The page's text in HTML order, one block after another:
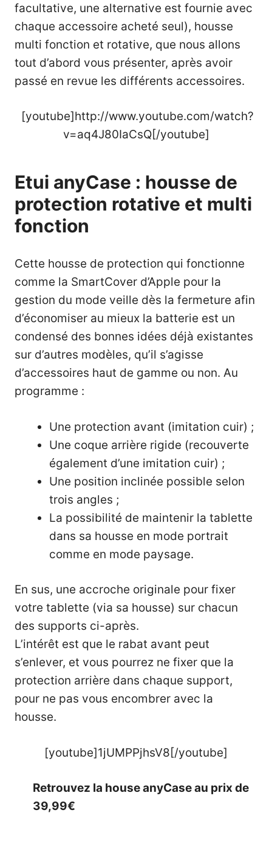
facultative, une alternative est fournie avec
chaque accessoire acheté seul), housse
multi fonction et rotative, que nous allons
tout d’abord vous présenter, après avoir
passé en revue les différents accessoires.
[youtube]http://www.youtube.com/watch?
v=aq4J80IaCsQ[/youtube]
Etui anyCase : housse de
protection rotative et multi
fonction
Cette housse de protection qui fonctionne
comme la SmartCover d’Apple pour la
gestion du mode veille dès la fermeture afin
d’économiser au mieux la batterie est un
condensé des bonnes idées déjà existantes
sur d’autres modèles, qu’il s’agisse
d’accessoires haut de gamme ou non. Au
programme :
Une protection avant (imitation cuir) ;
Une coque arrière rigide (recouverte
également d’une imitation cuir) ;
Une position inclinée possible selon
trois angles ;
La possibilité de maintenir la tablette
dans sa housse en mode portrait
comme en mode paysage.
En sus, une accroche originale pour fixer
votre tablette (via sa housse) sur chacun
des supports ci-après.
L’intérêt est que le rabat avant peut
s’enlever, et vous pourrez ne fixer que la
protection arrière dans chaque support,
pour ne pas vous encombrer avec la
housse.
[youtube]1jUMPPjhsV8[/youtube]
Retrouvez la house anyCase au prix de
39,99€